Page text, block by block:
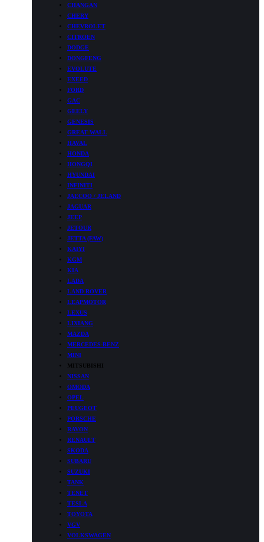
CHANGAN
CHERY
CHEVROLET
CITROEN
DODGE
DONGFENG
EVOLUTE
EXEED
FORD
GAC
GEELY
GENESIS
GREAT WALL
HAVAL
HONDA
HONGQI
HYUNDAI
INFINITI
JAECOO / JELAND
JAGUAR
JEEP
JETOUR
JETTA (FAW)
KAIYI
KGM
KIA
LADA
LAND ROVER
LEAPMOTOR
LEXUS
LIXIANG
MAZDA
MERCEDES-BENZ
MINI
MITSUBISHI
NISSAN
OMODA
OPEL
PEUGEOT
PORSCHE
RAVON
RENAULT
SKODA
SUBARU
SUZUKI
TANK
TENET
TESLA
TOYOTA
VGV
VOLKSWAGEN